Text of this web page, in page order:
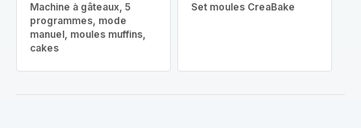
Machine à gâteaux, 5
programmes, mode
manuel, moules muffins,
cakes
Set moules CreaBake